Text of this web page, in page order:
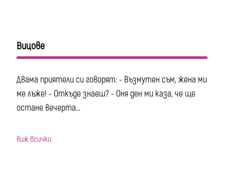
Вицове
Двама приятели си говорят: - Възмутен съм, жена ми
ме лъже! - Откъде знаеш? - Оня ден ми каза, че ще
остане вечерта...
виж всички